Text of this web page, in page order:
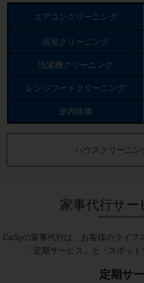
エアコンクリーニング
浴室クリーニング
洗濯機クリーニング
レンジフードクリーニング
室内除菌
ハウスクリーニ
家事代行サー
CaSyの家事代行は、お客様のライフ
「定期サービス」と「スポッ
定期サ